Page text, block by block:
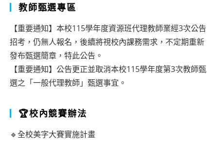
教師甄選專區
【重要通知】本校115學年度資源班代理教師業經3次公告
招考，仍無人報名，後續將視校內課務需求，不定期重新
發布甄選簡章，特此公告。
【重要通知】公告更正並取消本校115學年度第3次教師甄
選之「一般代理教師」甄選事宜。
🏆校內競賽辦法
🔹全校美字大賽實施計畫